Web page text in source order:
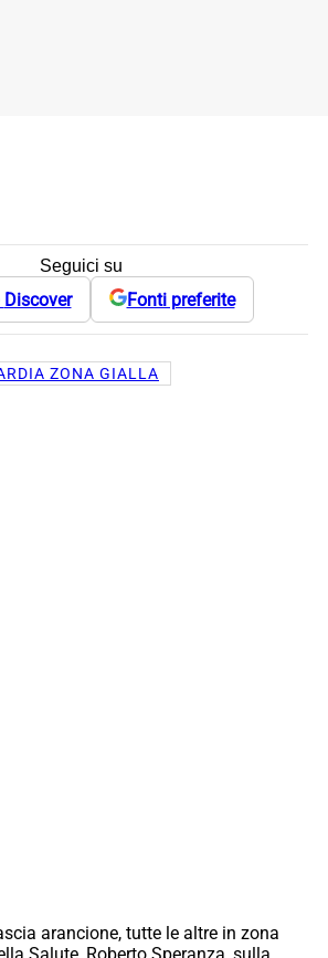
Seguici su
Discover Fonti preferite
ZONA GIALLA
arancione, tutte le altre in zona